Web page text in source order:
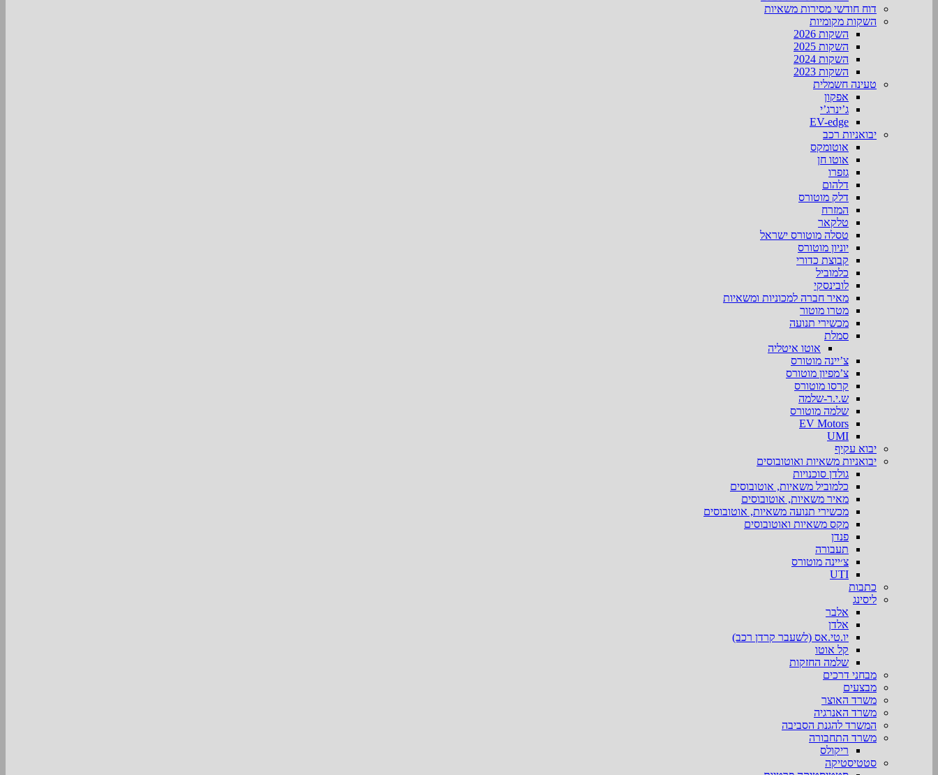
דוח חודשי מסירות משאיות
השקות מקומיות
השקות 2026
השקות 2025
השקות 2024
השקות 2023
טעינה חשמלית
אפקון
ג’ינרג’י
EV-edge
יבואניות רכב
אוטומקס
אוטו חן
גזפרו
דלהום
דלק מוטורס
המזרח
טלקאר
טסלה מוטורס ישראל
יוניון מוטורס
קבוצת כדורי
כלמוביל
לובינסקי
מאיר חברה למכוניות ומשאיות
מטרו מוטור
מכשירי תנועה
סמלת
אוטו איטליה
צ’יינה מוטורס
צ’מפיון מוטורס
קרסו מוטורס
ש.י.ר-שלמה
שלמה מוטורס
EV Motors
UMI
יבוא עקיף
יבואניות משאיות ואוטובוסים
גולדן סוכנויות
כלמוביל משאיות, אוטובוסים
מאיר משאיות, אוטובוסים
מכשירי תנועה משאיות, אוטובוסים
מקס משאיות ואוטובוסים
פנדן
תעבורה
צ׳יינה מוטורס
UTI
כתבות
ליסינג
אלבר
אלדן
יו.טי.אס (לשעבר קרדן רכב)
קל אוטו
שלמה החזקות
מבחני דרכים
מבצעים
משרד האוצר
משרד האנרגיה
המשרד להגנת הסביבה
משרד התחבורה
ריקולס
סטטיסטיקה